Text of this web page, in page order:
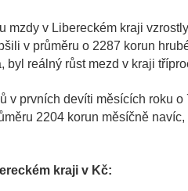
v Libereckém kraji
v průměru o 2287 korun
byl reálný růst mezd v kraji
v prvních devíti měsících roku o
2204 korun měsíčně
kraji v Kč: